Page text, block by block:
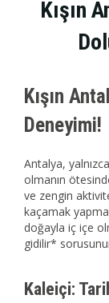
Kışın
Kışın
Deneyimi!
Antalya,
olmanın
ve zengin
kaçamak
doğayla iç içe
gidilir*
Kaleiçi: